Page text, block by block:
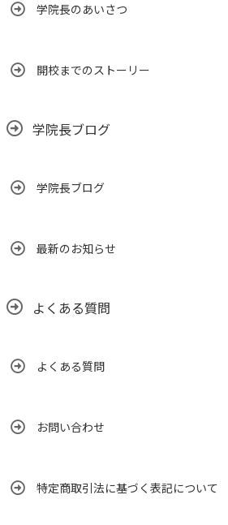
学院長のあいさつ
開校までのストーリー
学院長ブログ
学院長ブログ
最新のお知らせ
よくある質問
よくある質問
お問い合わせ
特定商取引法に基づく表記について